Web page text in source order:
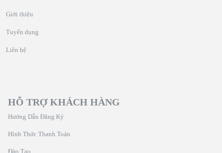
Giới thiệu
Tuyển dụng
Liên hệ
HỖ TRỢ KHÁCH HÀNG
Hướng Dẫn Đăng Ký
Hình Thức Thanh Toán
Đào Tạo